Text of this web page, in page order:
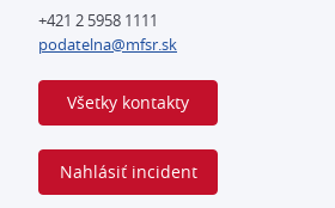
+421 2 5958 1111
podatelna@mfsr.sk
Všetky kontakty
Nahlásiť incident